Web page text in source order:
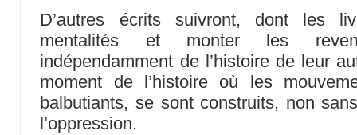
D’autres écrits suivront, dont les
mentalités et monter les
indépendamment de l’histoire de leur
moment de l’histoire où les
balbutiants, se sont construits, non
l’oppression.